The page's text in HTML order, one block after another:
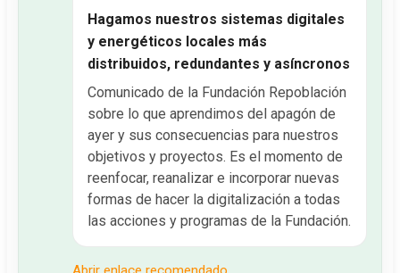
Hagamos nuestros sistemas digitales
y energéticos locales más
distribuidos, redundantes y asíncronos
Comunicado de la Fundación Repoblación
sobre lo que aprendimos del apagón de
ayer y sus consecuencias para nuestros
objetivos y proyectos. Es el momento de
reenfocar, reanalizar e incorporar nuevas
formas de hacer la digitalización a todas
las acciones y programas de la Fundación.